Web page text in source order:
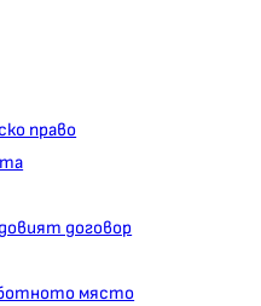
право
договор
място